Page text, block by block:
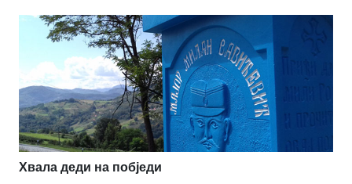
Хвала деди на побједи